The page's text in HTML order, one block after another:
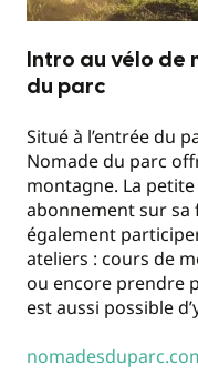
Intro au vélo de
du parc
Situé à l’entrée du
Nomade du parc
montagne. La
abonnement sur
également
ateliers : cours de
ou encore prendre
est aussi possible